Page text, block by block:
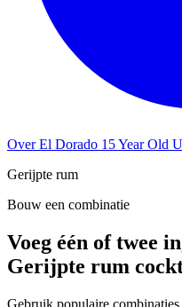
Over El Dorado 15 Year Old
Gerijpte rum
Bouw een combinatie
Voeg één of twee
Gerijpte rum
Gebruik populaire